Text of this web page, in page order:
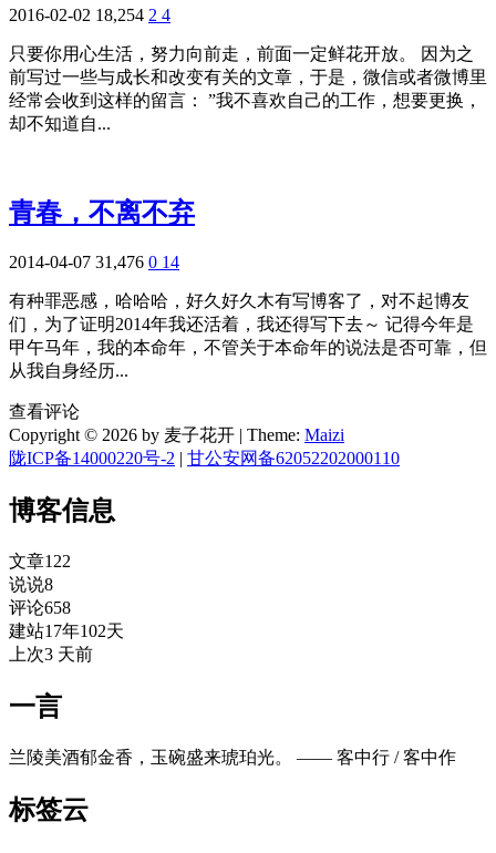
2016-02-02 18,254 2 4
只要你用心生活，努力向前走，前面一定鲜花开放。 因为之
前写过一些与成长和改变有关的文章，于是，微信或者微博里
经常会收到这样的留言： ”我不喜欢自己的工作，想要更换，
却不知道自...
青春，不离不弃
2014-04-07 31,476 0 14
有种罪恶感，哈哈哈，好久好久木有写博客了，对不起博友
们，为了证明2014年我还活着，我还得写下去～ 记得今年是
甲午马年，我的本命年，不管关于本命年的说法是否可靠，但
从我自身经历...
查看评论
Copyright © 2026 by 麦子花开 | Theme: Maizi
陇ICP备14000220号-2 | 甘公安网备62052202000110
博客信息
文章122
说说8
评论658
建站17年102天
上次3 天前
一言
兰陵美酒郁金香，玉碗盛来琥珀光。 —— 客中行 / 客中作
标签云